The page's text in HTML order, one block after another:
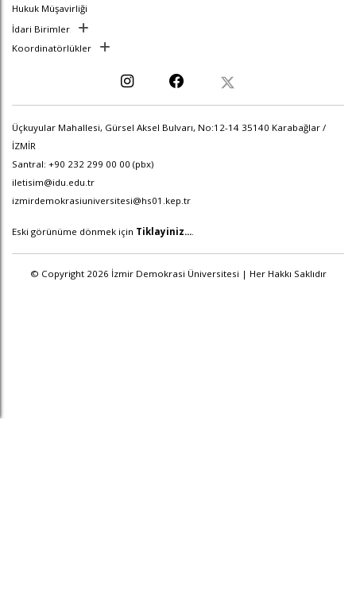
Hukuk Müşavirliği
İdari Birimler
Koordinatörlükler
Üçkuyular Mahallesi, Gürsel Aksel Bulvarı, No:12-14 35140 Karabağlar /
İZMİR
Santral: +90 232 299 00 00 (pbx)
iletisim@idu.edu.tr
izmirdemokrasiuniversitesi@hs01.kep.tr
Eski görünüme dönmek için Tiklayiniz....
© Copyright 2026 İzmir Demokrasi Üniversitesi | Her Hakkı Saklıdır